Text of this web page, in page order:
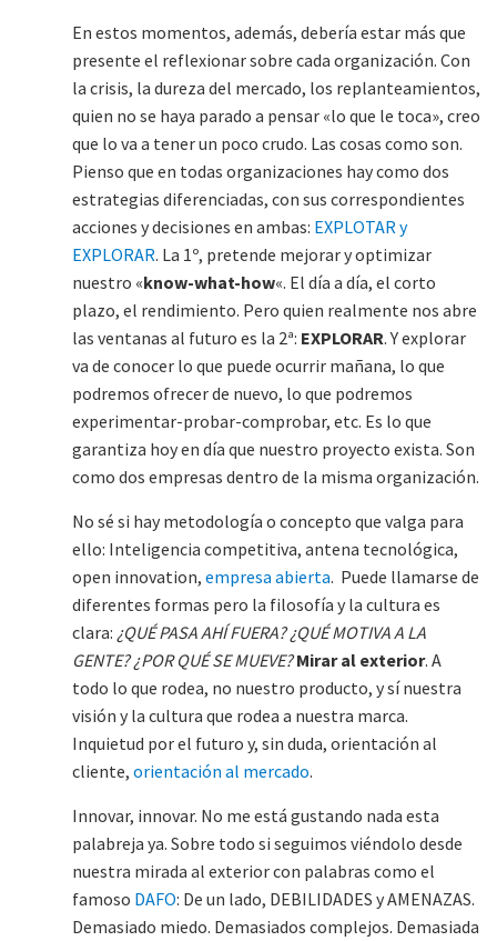
En estos momentos, además, debería estar más que
presente el reflexionar sobre cada organización. Con
la crisis, la dureza del mercado, los replanteamientos,
quien no se haya parado a pensar «lo que le toca», creo
que lo va a tener un poco crudo. Las cosas como son.
Pienso que en todas organizaciones hay como dos
estrategias diferenciadas, con sus correspondientes
acciones y decisiones en ambas: EXPLOTAR y
EXPLORAR. La 1º, pretende mejorar y optimizar
nuestro «know-what-how«. El día a día, el corto
plazo, el rendimiento. Pero quien realmente nos abre
las ventanas al futuro es la 2ª: EXPLORAR. Y explorar
va de conocer lo que puede ocurrir mañana, lo que
podremos ofrecer de nuevo, lo que podremos
experimentar-probar-comprobar, etc. Es lo que
garantiza hoy en día que nuestro proyecto exista. Son
como dos empresas dentro de la misma organización.
No sé si hay metodología o concepto que valga para
ello: Inteligencia competitiva, antena tecnológica,
open innovation, empresa abierta. Puede llamarse de
diferentes formas pero la filosofía y la cultura es
clara: ¿QUÉ PASA AHÍ FUERA? ¿QUÉ MOTIVA A LA
GENTE? ¿POR QUÉ SE MUEVE? Mirar al exterior. A
todo lo que rodea, no nuestro producto, y sí nuestra
visión y la cultura que rodea a nuestra marca.
Inquietud por el futuro y, sin duda, orientación al
cliente, orientación al mercado.
Innovar, innovar. No me está gustando nada esta
palabreja ya. Sobre todo si seguimos viéndolo desde
nuestra mirada al exterior con palabras como el
famoso DAFO: De un lado, DEBILIDADES y AMENAZAS.
Demasiado miedo. Demasiados complejos. Demasiada